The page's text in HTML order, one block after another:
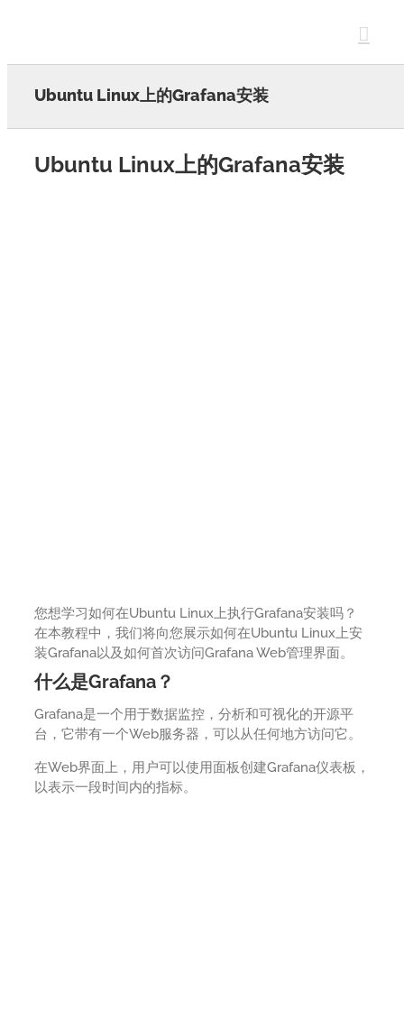
Ubuntu Linux上的Grafana安装
Ubuntu Linux上的Grafana安装
您想学习如何在Ubuntu Linux上执行Grafana安装吗？
在本教程中，我们将向您展示如何在Ubuntu Linux上安
装Grafana以及如何首次访问Grafana Web管理界面。
什么是Grafana？
Grafana是一个用于数据监控，分析和可视化的开源平
台，它带有一个Web服务器，可以从任何地方访问它。
在Web界面上，用户可以使用面板创建Grafana仪表板，
以表示一段时间内的指标。